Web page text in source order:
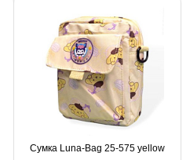
Сумка Luna-Bag 25-575 yellow